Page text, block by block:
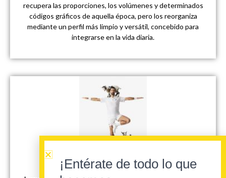
recupera las proporciones, los volúmenes y determinados
códigos gráficos de aquella época, pero los reorganiza
mediante un perfil más limpio y versátil, concebido para
integrarse en la vida diaria.
¡Entérate de todo lo que